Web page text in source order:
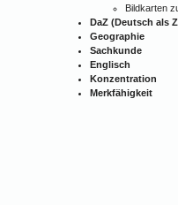
Bildkarten
DaZ (Deutsch als
Geographie
Sachkunde
Englisch
Konzentration
Merkfähigkeit